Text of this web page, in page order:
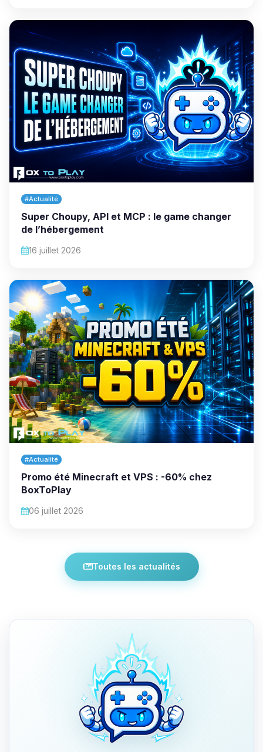
#Actualité
Super Choupy, API et MCP : le game changer
de l’hébergement
16 juillet 2026
#Actualité
Promo été Minecraft et VPS : -60% chez
BoxToPlay
06 juillet 2026
Toutes les actualités